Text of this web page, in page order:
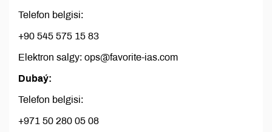
Telefon belgisi:
+90 545 575 15 83
Elektron salgy: ops@favorite-ias.com
Dubaý:
Telefon belgisi:
+971 50 280 05 08